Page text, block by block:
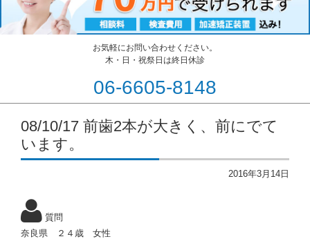
お気軽にお問い合わせください。
木・日・祝祭日は終日休診
06-6605-8148
コンテンツに移動
08/10/17 前歯2本が大きく、前にでて
います。
2016年3月14日
質問
奈良県 ２４歳 女性